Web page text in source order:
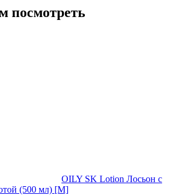
посмотреть
OILY SK Lotion Лосьон с
(500 мл) [M]